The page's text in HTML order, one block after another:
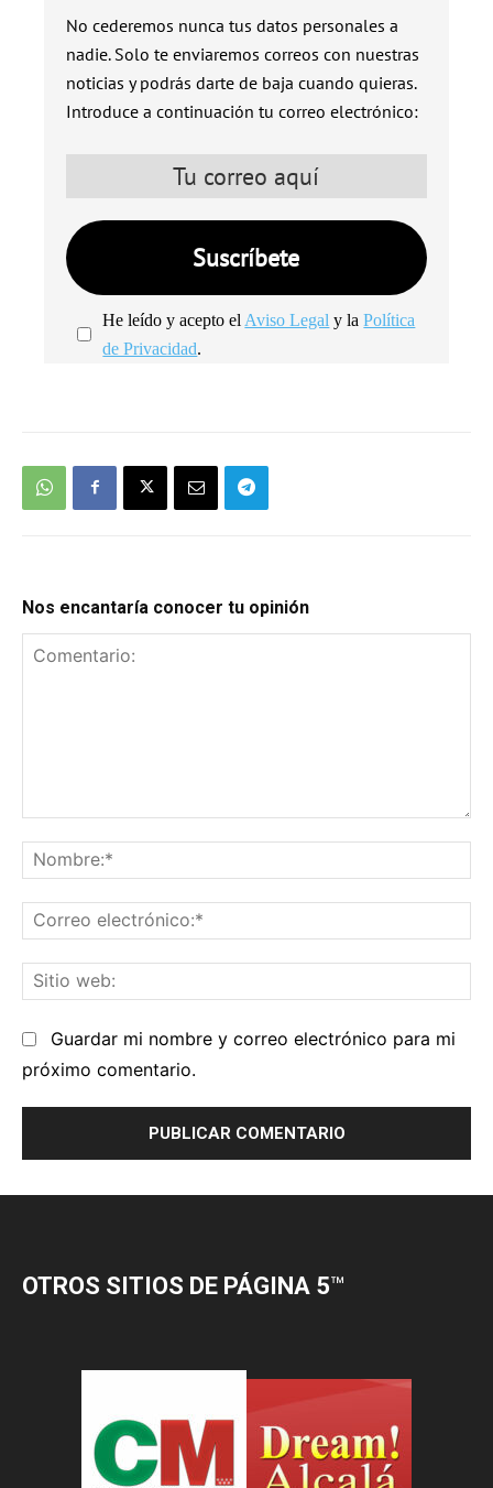
OTROS SITIOS DE PÁGINA 5™